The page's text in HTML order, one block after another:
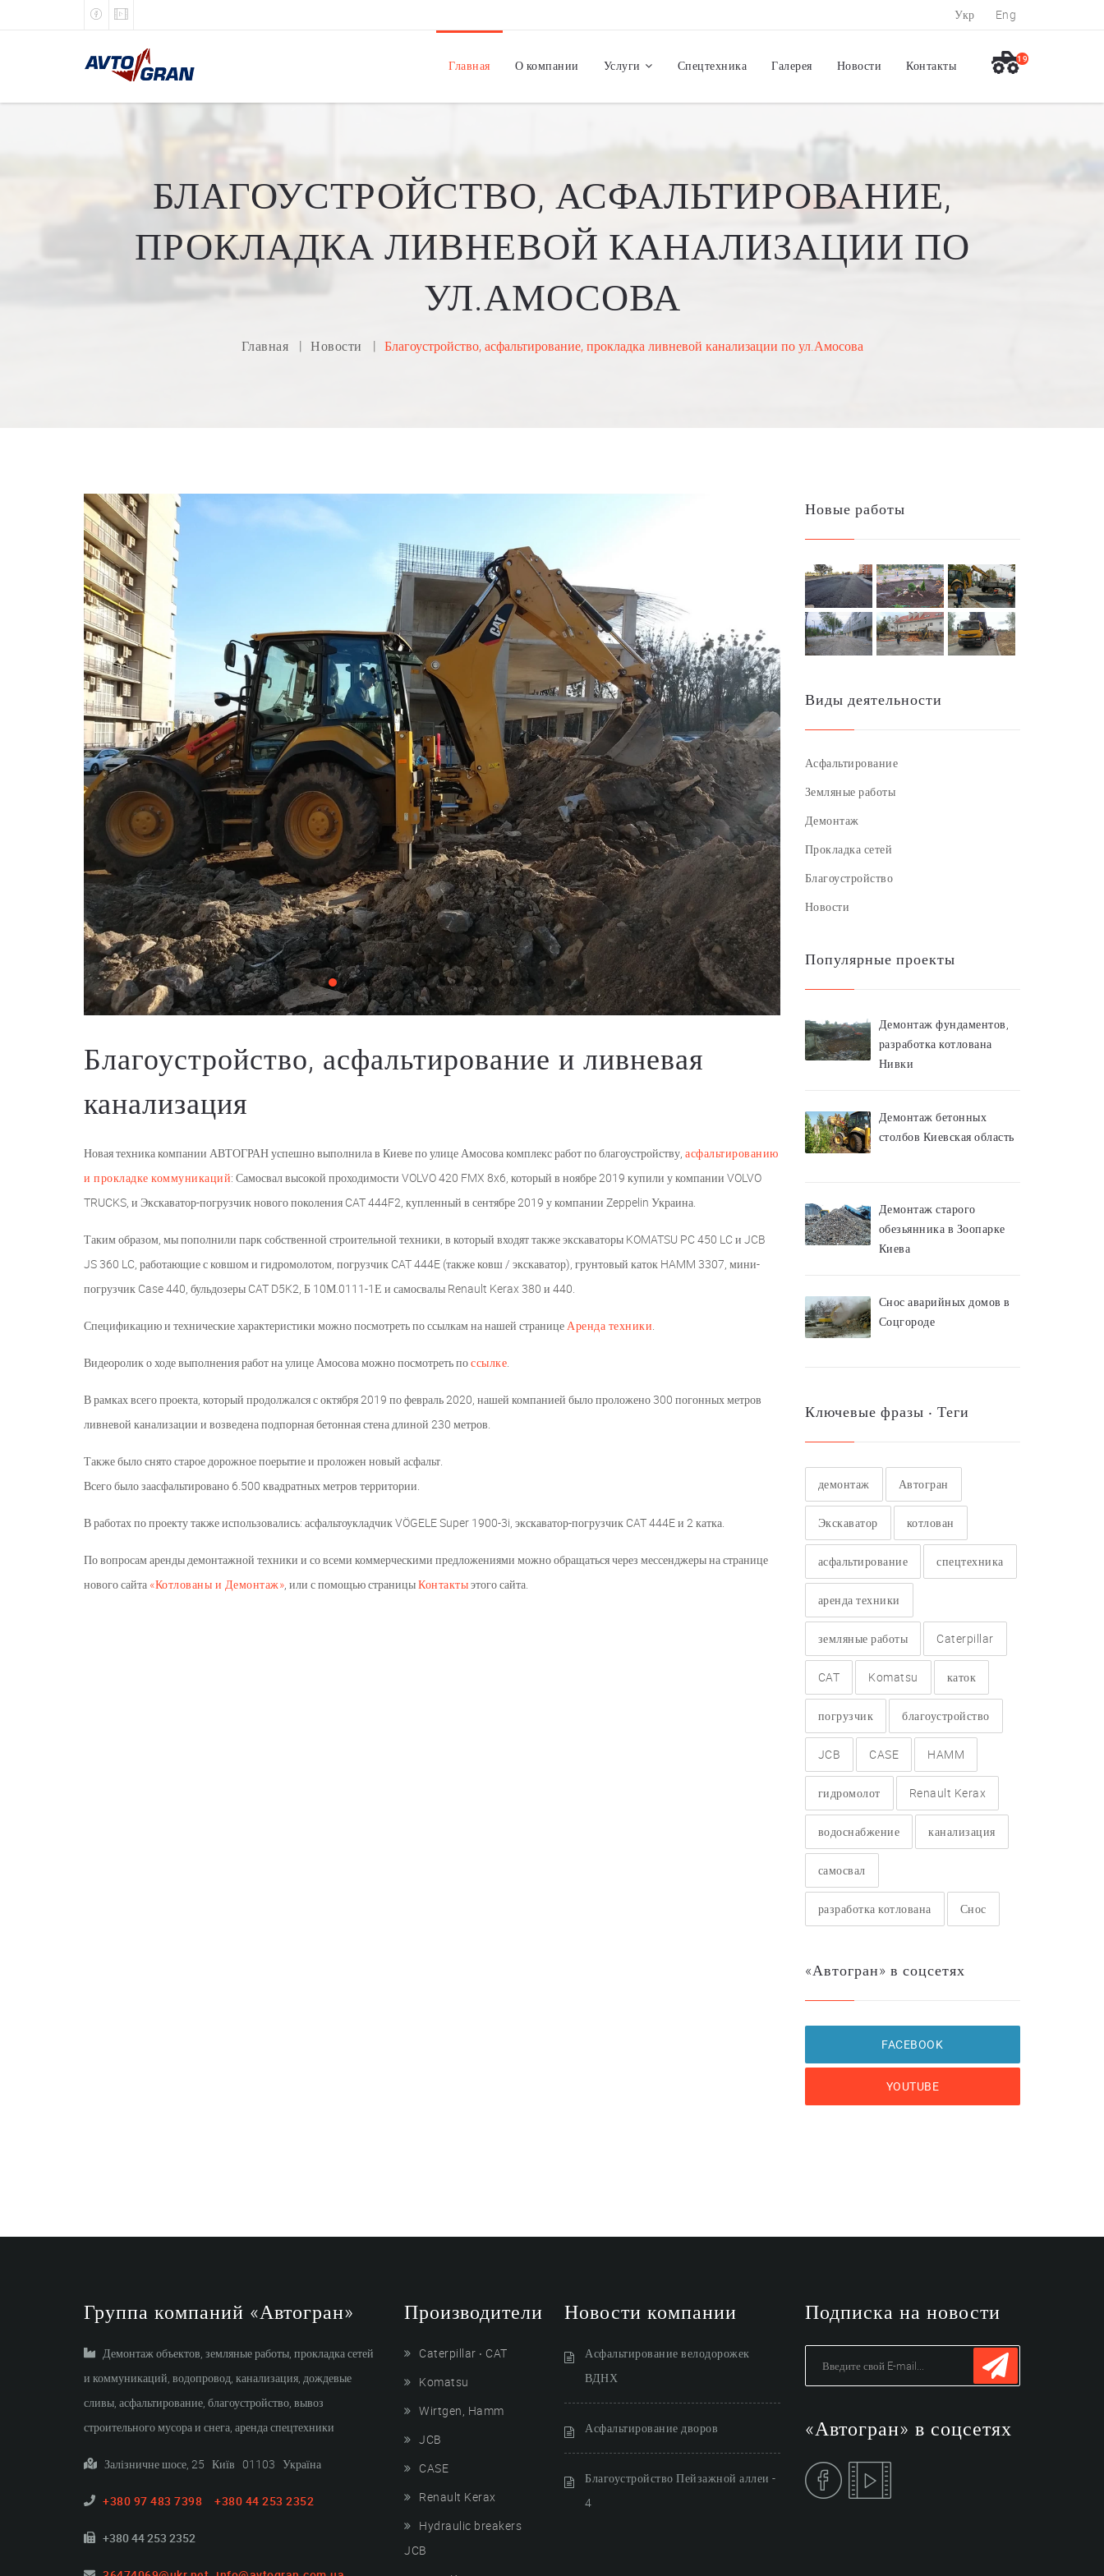
Укр Eng
19
Главная О компании Услуги Спецтехника Галерея Новости Контакты
БЛАГОУСТРОЙСТВО, АСФАЛЬТИРОВАНИЕ,
ПРОКЛАДКА ЛИВНЕВОЙ КАНАЛИЗАЦИИ ПО
УЛ.АМОСОВА
Главная Новости Благоустройство, асфальтирование, прокладка ливневой канализации по ул.Амосова
Благоустройство, асфальтирование и ливневая
канализация
Новая техника компании АВТОГРАН успешно выполнила в Киеве по улице Амосова комплекс работ по благоустройству, асфальтированию
и прокладке коммуникаций: Самосвал высокой проходимости VOLVO 420 FMX 8x6, который в ноябре 2019 купили у компании VOLVO
TRUCKS, и Экскаватор-погрузчик нового поколения CAT 444F2, купленный в сентябре 2019 у компании Zeppelin Украина.
Таким образом, мы пополнили парк собственной строительной техники, в который входят также экскаваторы KOMATSU PC 450 LC и JCB
JS 360 LC, работающие с ковшом и гидромолотом, погрузчик CAT 444E (также ковш / экскаватор), грунтовый каток HAMM 3307, мини-
погрузчик Case 440, бульдозеры CAT D5K2, Б 10М.0111-1Е и самосвалы Renault Kerax 380 и 440.
Спецификацию и технические характеристики можно посмотреть по ссылкам на нашей страницеАренда техники.
Видеоролик о ходе выполнения работ на улице Амосова можно посмотреть поссылке.
В рамках всего проекта, который продолжался с октября 2019 по февраль 2020, нашей компанией было проложено 300 погонных метров
ливневой канализации и возведена подпорная бетонная стена длиной 230 метров.
Также было снято старое дорожное поерытие и проложен новый асфальт.
Всего было заасфальтировано 6.500 квадратных метров территории.
В работах по проекту также использовались: асфальтоукладчик VÖGELE Super 1900-3i, экскаватор-погрузчик CAT 444E и 2 катка.
По вопросам аренды демонтажной техники и со всеми коммерческими предложениями можно обращаться через мессенджеры на странице
нового сайта «Котлованы и Демонтаж», или с помощью страницыКонтактыэтого сайта.
Новые работы
Виды деятельности
Асфальтирование
Земляные работы
Демонтаж
Прокладка сетей
Благоустройство
Новости
Популярные проекты
Демонтаж фундаментов,
разработка котлована
Нивки
Демонтаж бетонных
столбов Киевская область
Демонтаж старого
обезьянника в Зоопарке
Киева
Снос аварийных домов в
Соцгороде
Ключевые фразы ‧ Теги
демонтаж Автогран
Экскаватор котлован
асфальтирование спецтехника
аренда техники
земляные работы Caterpillar
CAT Komatsu каток
погрузчик благоустройство
JCB CASE HAMM
гидромолот Renault Kerax
водоснабжение канализация
самосвал
разработка котлована Снос
«Автогран» в соцсетях
FACEBOOK
YOUTUBE
Группа компаний «Автогран»
Демонтаж объектов, земляные работы, прокладка сетей
и коммуникаций, водопровод, канализация, дождевые
сливы, асфальтирование, благоустройство, вывоз
строительного мусора и снега, аренда спецтехники
Залізничне шосе, 25 Київ 01103 Україна
+380 97 483 7398 +380 44 253 2352
+380 44 253 2352
Производители
Caterpillar ‧ CAT
Komatsu
Wirtgen, Hamm
JCB
CASE
Renault Kerax
Hydraulic breakers
JCB
Новости компании
Асфальтирование велодорожек
ВДНХ
Асфальтирование дворов
Благоустройство Пейзажной аллеи -
4
Подписка на новости
«Автогран» в соцсетях